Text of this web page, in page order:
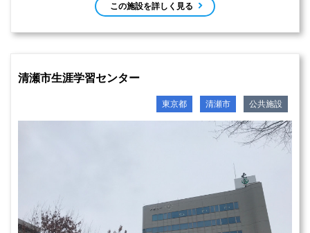
この施設を詳しく見る
清瀬市生涯学習センター
東京都 清瀬市 公共施設